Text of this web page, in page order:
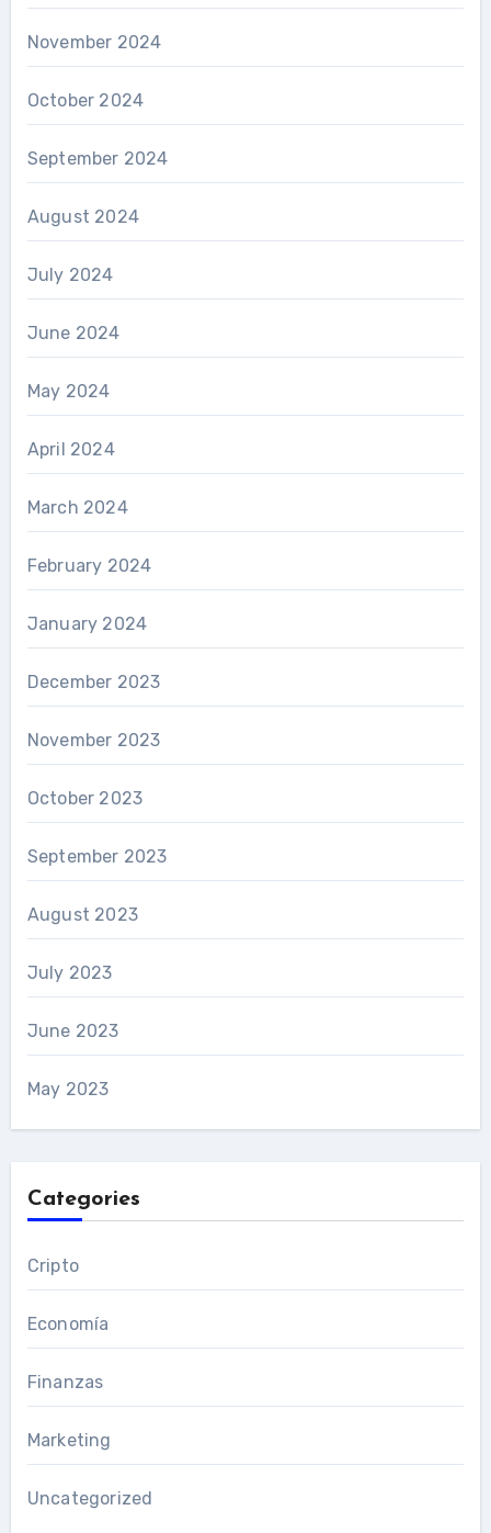
November 2024
October 2024
September 2024
August 2024
July 2024
June 2024
May 2024
April 2024
March 2024
February 2024
January 2024
December 2023
November 2023
October 2023
September 2023
August 2023
July 2023
June 2023
May 2023
Categories
Cripto
Economía
Finanzas
Marketing
Uncategorized